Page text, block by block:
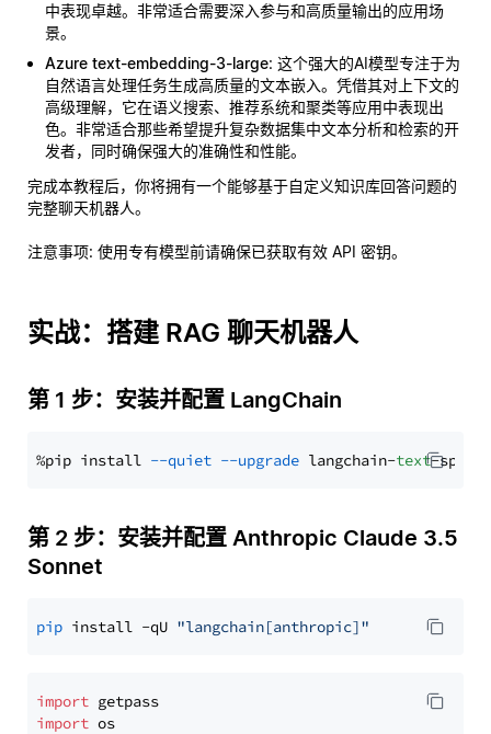
中表现卓越。非常适合需要深入参与和高质量输出的应用场
景。
Azure text-embedding-3-large: 这个强大的AI模型专注于为
自然语言处理任务生成高质量的文本嵌入。凭借其对上下文的
高级理解，它在语义搜索、推荐系统和聚类等应用中表现出
色。非常适合那些希望提升复杂数据集中文本分析和检索的开
发者，同时确保强大的准确性和性能。
完成本教程后，你将拥有一个能够基于自定义知识库回答问题的
完整聊天机器人。
注意事项: 使用专有模型前请确保已获取有效 API 密钥。
实战：搭建 RAG 聊天机器人
第 1 步：安装并配置 LangChain
%pip install --quiet --upgrade langchain-text
第 2 步：安装并配置 Anthropic Claude 3.5
Sonnet
pip install -qU "langchain[anthropic]"
import
import os